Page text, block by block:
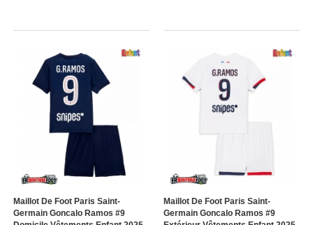
Maillot De Foot Paris Saint-
Germain Goncalo Ramos #9
Maillot De Foot Paris Saint-
Germain Goncalo Ramos #9